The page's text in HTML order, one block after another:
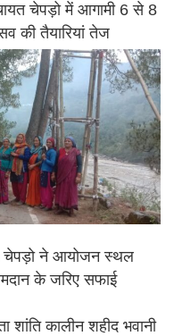
चेपड़ो में आगामी 6 से 8
की तैयारियां तेज
चेपड़ो ने आयोजन स्थल
के जरिए सफाई
कालीन शहीद भवानी